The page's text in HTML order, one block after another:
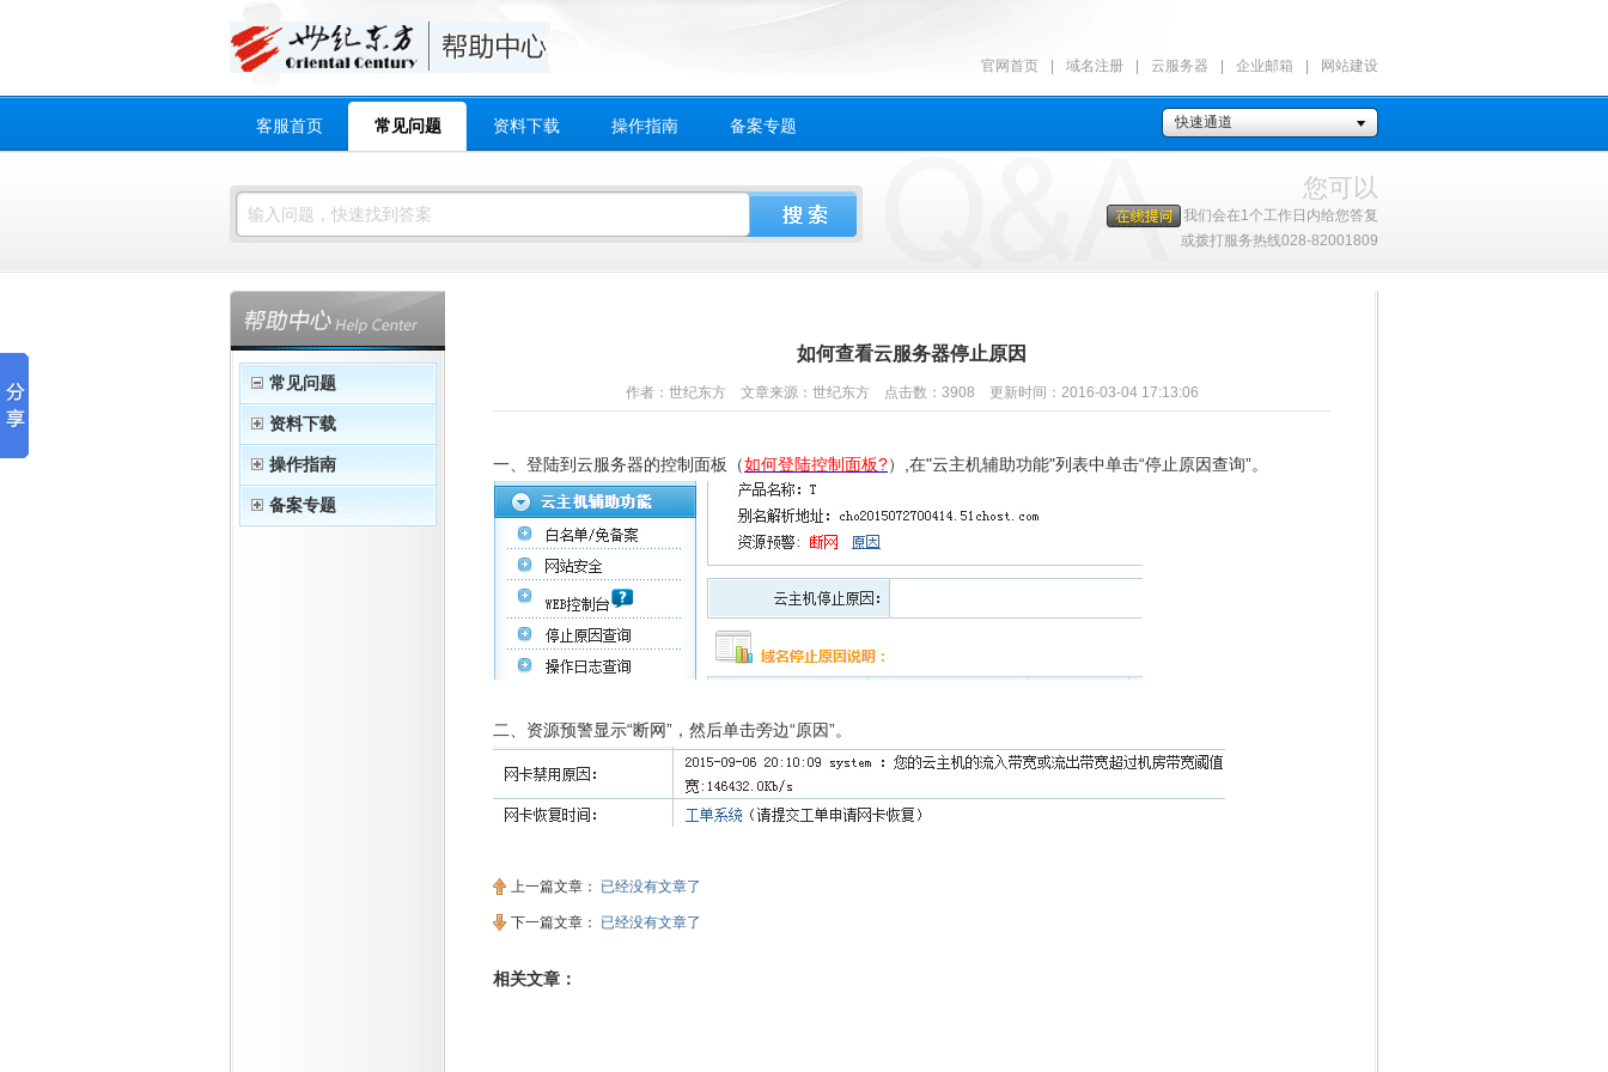
官网首页 域名注册 云服务器 企业邮箱 网站建设
客服首页 常见问题 资料下载 操作指南 备案专题 快速通道
您可以
我们会在1个工作日内给您答复
或拨打服务热线028-82001809
常见问题
资料下载
操作指南
备案专题
如何查看云服务器停止原因
作者：世纪东方 文章来源：世纪东方 点击数：3908 更新时间：2016-03-04 17:13:06
一、登陆到云服务器的控制面板（如何登陆控制面板?）,在"云主机辅助功能"列表中单击“停止原因查询”。
二、资源预警显示“断网”，然后单击旁边“原因”。
上一篇文章： 已经没有文章了
下一篇文章： 已经没有文章了
相关文章：